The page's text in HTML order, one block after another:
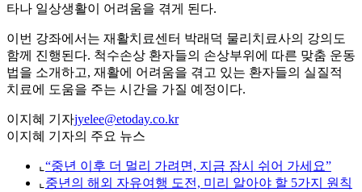
타나 일상생활이 어려움을 겪게 된다.
이번 강좌에서는 재활치료센터 박래덕 물리치료사의 강의도
함께 진행된다. 척수손상 환자들의 손상부위에 따른 맞춤 운동
법을 소개하고, 재활에 어려움을 겪고 있는 환자들의 실질적
치료에 도움을 주는 시간을 가질 예정이다.
이지혜 기자jyelee@etoday.co.kr
이지혜 기자의 주요 뉴스
⌞ “중년 이후 더 멀리 가려면, 지금 잠시 쉬어 가세요”
⌞ 중년의 해외 자유여행 도전, 미리 알아야 할 5가지 원칙